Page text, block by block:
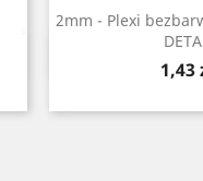
2mm - Plexi
Cena
1,43
Szybki